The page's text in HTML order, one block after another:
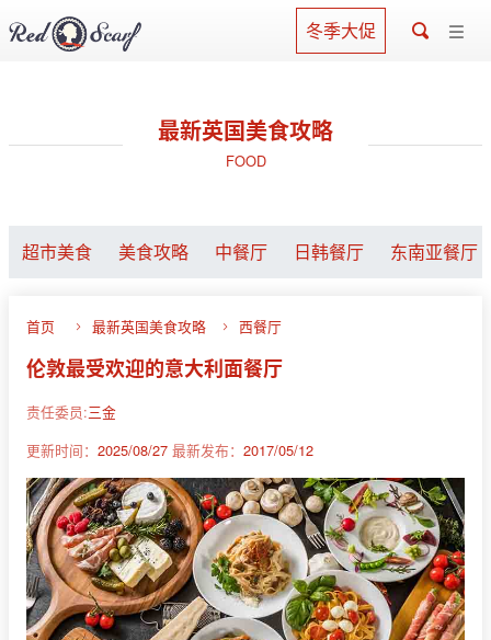
冬季大促
最新英国美食攻略
FOOD
超市美食 美食攻略 中餐厅 日韩餐厅 东南亚餐厅
首页 最新英国美食攻略 西餐厅
伦敦最受欢迎的意大利面餐厅
责任委员:三金
更新时间： 2025/08/27 最新发布： 2017/05/12